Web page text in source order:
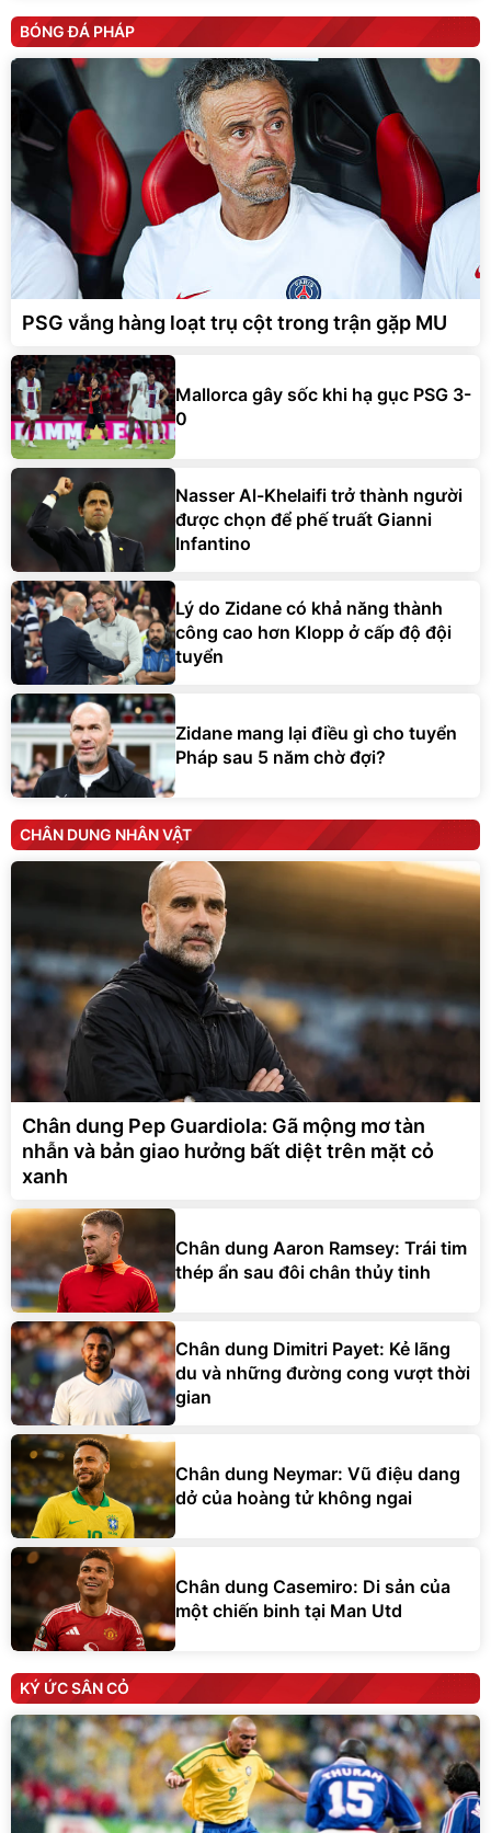
BÓNG ĐÁ PHÁP
PSG vắng hàng loạt trụ cột trong trận gặp MU
Mallorca gây sốc khi hạ gục PSG 3-
0
Nasser Al-Khelaifi trở thành người
được chọn để phế truất Gianni
Infantino
Lý do Zidane có khả năng thành
công cao hơn Klopp ở cấp độ đội
tuyển
Zidane mang lại điều gì cho tuyển
Pháp sau 5 năm chờ đợi?
CHÂN DUNG NHÂN VẬT
Chân dung Pep Guardiola: Gã mộng mơ tàn
nhẫn và bản giao hưởng bất diệt trên mặt cỏ
xanh
Chân dung Aaron Ramsey: Trái tim
thép ẩn sau đôi chân thủy tinh
Chân dung Dimitri Payet: Kẻ lãng
du và những đường cong vượt thời
gian
Chân dung Neymar: Vũ điệu dang
dở của hoàng tử không ngai
Chân dung Casemiro: Di sản của
một chiến binh tại Man Utd
KÝ ỨC SÂN CỎ